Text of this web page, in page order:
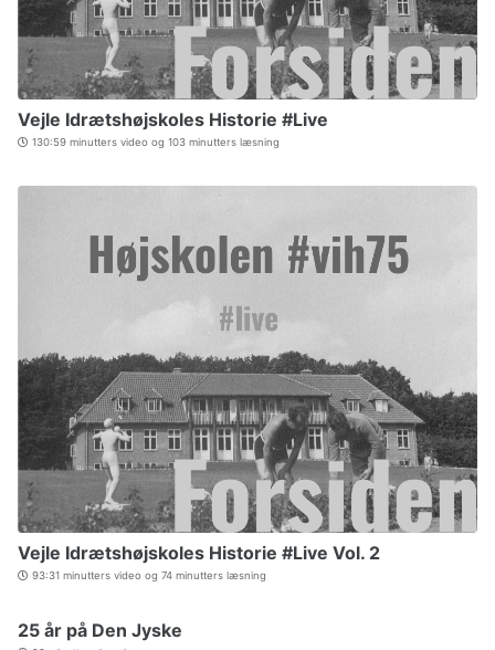
Vejle Idrætshøjskoles Historie #Live
130:59 minutters video og 103 minutters læsning
Vejle Idrætshøjskoles Historie #Live Vol. 2
93:31 minutters video og 74 minutters læsning
25 år på Den Jyske